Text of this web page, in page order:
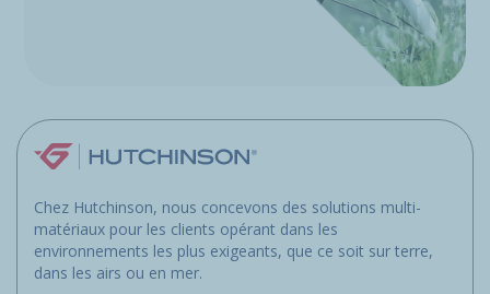
Chez Hutchinson, nous concevons des solutions multi-
matériaux pour les clients opérant dans les
environnements les plus exigeants, que ce soit sur terre,
dans les airs ou en mer.